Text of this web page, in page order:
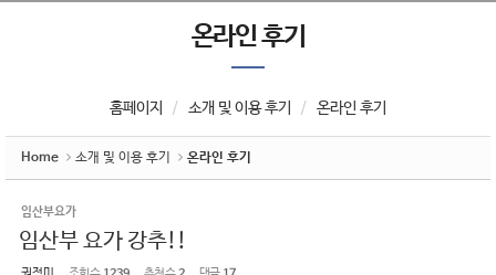
온라인 후기
홈페이지 소개 및 이용 후기 온라인 후기
Home 소개 및 이용 후기 온라인 후기
임산부요가
임산부 요가 강추!!